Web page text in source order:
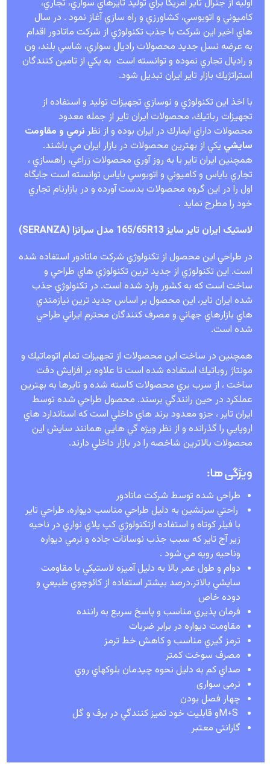
اوليه از جنرال تاير آمريكا براي توليد تايرهاي سواري، تجاري،
كاميوني و اتوبوسي، كشاورزي و راه سازي آغاز نمود . در سال
هاي اخير اين شركت با جذب تكنولوژي از شركت ماتادور اقدام
به عرضه نسل جديد محصولات راديال سواري، شاسي بلند، ون
و راديال تجاري نموده و توانسته است به يكي از تامين كنندگان
استراتژيك بازار تاير ايران تبديل شود.
با اخذ اين تكنولوژي و نوسازي تجهيزات توليد و استفاده از
تجهيزات رباتيك، محصولات ايران تاير از جمله معدود
محصولات داراي ايمارك در ايران بوده و از نظر نرمي و مقاومت
سايشي يكي از بهترين محصولات در بازار ايران مي باشند.
همچنين ايران تاير با به روز آوري محصولات زراعي، راهسازي ،
تجاري باياس و كاميوني و اتوبوسي باياس توانسته است جايگاه
اول را در اين گروه محصولات بدست آورده و در بازارنام تجاري
خود را مطرح نمايد .
لاستیک ایران تایر سایز 165/65R13 مدل سرانزا (SERANZA)
در طراحي اين محصول از تكنولوژي شركت ماتادور استفاده شده
است. اين تكنولوژي از جديد ترين تكنولوژي هاي طراحي و
ساخت است كه به كشور وارد شده است. در تكنولوژي جذب
شده ايران تاير، اين محصول بر اساس جديد ترين نيازمندي
هاي بازارهاي جهاني و مصرف كنندگان محترم ايراني طراحي
شده است.
همچنين در ساخت اين محصولات از تجهيزات تمام اتوماتيك و
مونتاژ روباتيك استفاده شده است تا علاوه بر افزايش دقت
ساخت ، از سرب بري محصولات كاسته شده و تايرها به بهترين
عملكرد در حين رانندگي برسند. محصول طراحي شده توسط
ايران تاير ، جزو معدود برند هاي داخلي است كه استاندارد هاي
اروپايي را گذرانده و از نظر ويژه گي هايي همانند سايش اين
محصولات بالاترين شاخصه را در بازار داخلي دارند.
ویژگی ها:
طراحی شده توسط شرکت ماتادور
راحتي سرنشين به دليل طراحي مناسب ديواره، طراحي تاير
با فيلر كوتاه و استفاده ازتكنولوژي كپ پلاي نواري در ناحيه
زير آج تاير كه سبب جذب نوسانات جاده و نرمي ديواره
وناحيه رويه مي شود .
دوام و طول عمر بالا به دليل آميزه لاستيكي با مقاومت
سايشي بالاتر،درصد بيشتر استفاده از كائوچوي طبيعي و
دوده خاص
فرمان پذيري مناسب و پاسخ سريع به راننده
مقاومت ديواره در برابر ضربات
ترمز گيري مناسب و كاهش خط ترمز
مصرف سوخت كمتر
صداي كم به دليل نحوه چيدمان بلوكهاي روي
نرمی سواری
چهار فصل بودن
M+Sو قابليت خود تميز كنندگي در برف و گل
گارانتی معتبر